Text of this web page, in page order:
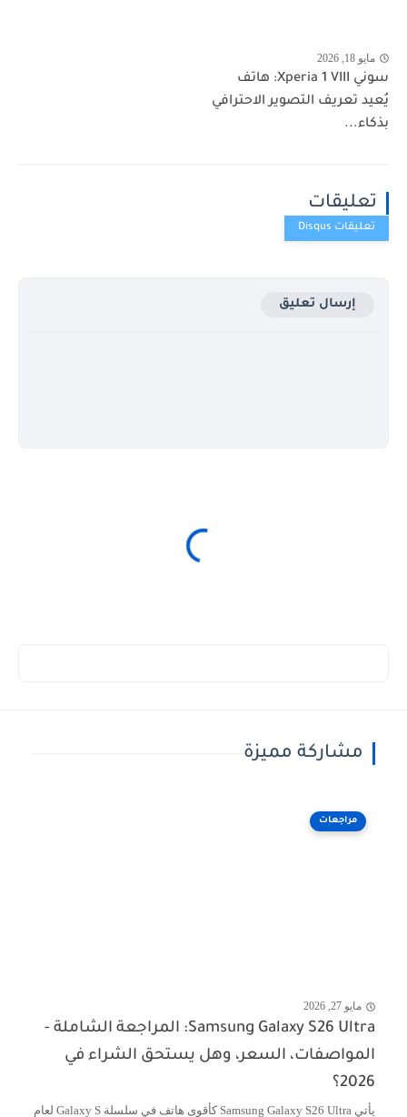
مايو 18, 2026
سوني Xperia 1 VIII: هاتف
يُعيد تعريف التصوير الاحترافي
بذكاء...
تعليقات
إرسال تعليق
مشاركة مميزة
مراجعات
مايو 27, 2026
Samsung Galaxy S26 Ultra: المراجعة الشاملة -
المواصفات، السعر، وهل يستحق الشراء في
2026؟
يأتي Samsung Galaxy S26 Ultra كأقوى هاتف في سلسلة Galaxy S لعام